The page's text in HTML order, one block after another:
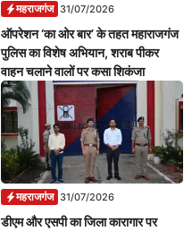
महराजगंज 31/07/2026
ऑपरेशन ‘का ओर बार’ के तहत महाराजगंज
पुलिस का विशेष अभियान, शराब पीकर
वाहन चलाने वालों पर कसा शिकंजा
महराजगंज 31/07/2026
डीएम और एसपी का जिला कारागार पर